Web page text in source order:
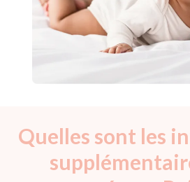
Quelles sont les